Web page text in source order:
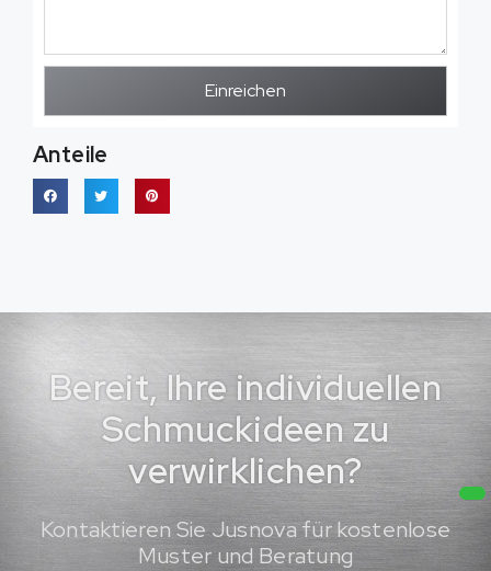
Einreichen
Anteile
Bereit, Ihre individuellen
Schmuckideen zu
verwirklichen?
Kontaktieren Sie Jusnova für kostenlose
Muster und Beratung